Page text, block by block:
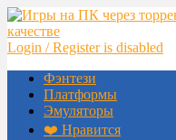
Login / Register is disabled
Фэнтези
Платформы
Эмуляторы
❤️ Нравится